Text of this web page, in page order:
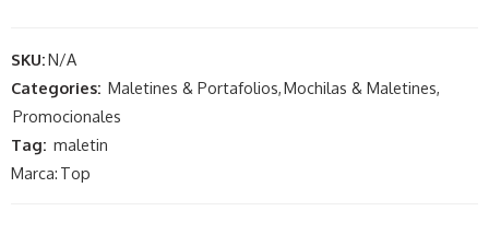
SKU:N/A
Categories: Maletines & Portafolios,Mochilas & Maletines,
Promocionales
Tag: maletin
Marca: Top